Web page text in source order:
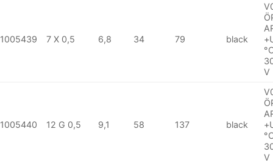
1005439 7 X 0,5 6,8 34 79 black
V
1005440 12 G 0,5 9,1 58 137 black
V